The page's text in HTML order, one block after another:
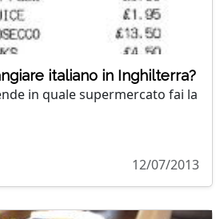
italiano in Inghilterra?
in quale supermercato fai la
12/07/2013